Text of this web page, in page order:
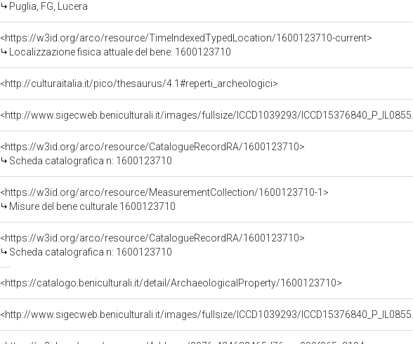
Puglia, FG, Lucera
<https://w3id.org/arco/resource/TimeIndexedTypedLocation/1600123710-current>
Localizzazione fisica attuale del bene: 1600123710
<http://culturaitalia.it/pico/thesaurus/4.1#reperti_archeologici>
<http://www.sigecweb.beniculturali.it/images/fullsize/ICCD1039293/
<https://w3id.org/arco/resource/CatalogueRecordRA/1600123710>
Scheda catalografica n: 1600123710
<https://w3id.org/arco/resource/MeasurementCollection/1600123710-1>
Misure del bene culturale 1600123710
<https://w3id.org/arco/resource/CatalogueRecordRA/1600123710>
Scheda catalografica n: 1600123710
<https://catalogo.beniculturali.it/detail/ArchaeologicalProperty/1600123710>
<http://www.sigecweb.beniculturali.it/images/fullsize/ICCD1039293/